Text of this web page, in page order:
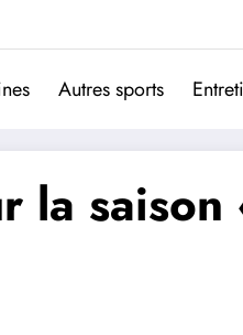
portugais
Autres sports
la